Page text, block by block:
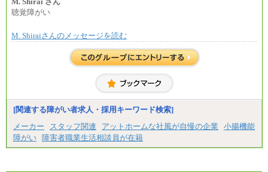
※上記に加え、所定労働時間外に勤務をした場
※試用期間中も給与に変更はございません。
＜募集各社・全職種共通＞
月給21万円以上～
※試用期間中の給与に変更はありません。
ます。
聴覚障がい
M. Shiraiさんのメッセージを読む
[関連する障がい者求人・採用キーワード検索]
メーカー
スタッフ関連 アットホームな社風が自慢の企業
小腸機能
障がい 障害者職業生活相談員が在籍